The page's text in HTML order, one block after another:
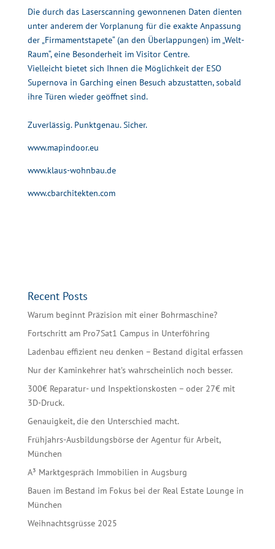
Die durch das Laserscanning gewonnenen Daten dienten
unter anderem der Vorplanung für die exakte Anpassung
der „Firmamentstapete“ (an den Überlappungen) im „Welt-
Raum“, eine Besonderheit im Visitor Centre.
Vielleicht bietet sich Ihnen die Möglichkeit der ESO
Supernova in Garching einen Besuch abzustatten, sobald
ihre Türen wieder geöffnet sind.
Zuverlässig. Punktgenau. Sicher.
www.mapindoor.eu
www.klaus-wohnbau.de
www.cbarchitekten.com
Recent Posts
Warum beginnt Präzision mit einer Bohrmaschine?
Fortschritt am Pro7Sat1 Campus in Unterföhring
Ladenbau effizient neu denken – Bestand digital erfassen
Nur der Kaminkehrer hat’s wahrscheinlich noch besser.
300€ Reparatur- und Inspektionskosten – oder 27€ mit
3D-Druck.
Genauigkeit, die den Unterschied macht.
Frühjahrs-Ausbildungsbörse der Agentur für Arbeit,
München
A³ Marktgespräch Immobilien in Augsburg
Bauen im Bestand im Fokus bei der Real Estate Lounge in
München
Weihnachtsgrüsse 2025